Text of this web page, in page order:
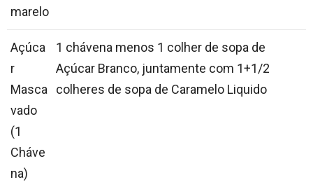
marelo
Açúca
r
Masca
vado
(1
Cháve
na)
1 chávena menos 1 colher de sopa de
Açúcar Branco, juntamente com 1+1/2
colheres de sopa de Caramelo Liquido